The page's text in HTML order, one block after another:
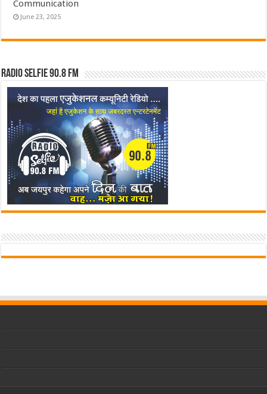
Communication
June 23, 2025
Radio Selfie 90.8 FM